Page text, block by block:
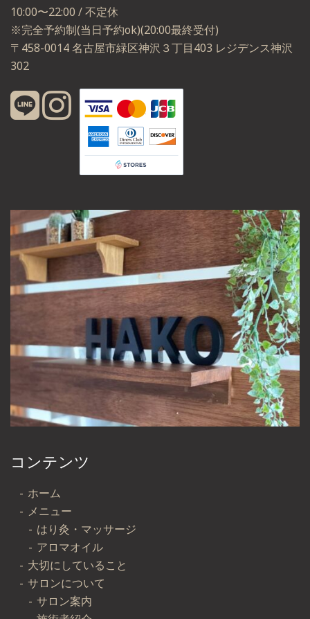
10:00〜22:00 / 不定休
※完全予約制(当日予約ok)(20:00最終受付)
〒458-0014 名古屋市緑区神沢３丁目403 レジデンス神沢
302
コンテンツ
ホーム
メニュー
はり灸・マッサージ
アロマオイル
大切にしていること
サロンについて
サロン案内